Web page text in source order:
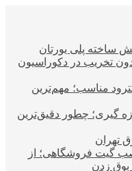
ساخته پلی یورتان
تخریب در دکوراسیون
مناسب؛ مهم‌ترین
گیری؛ چطور دقیق‌ترین
تهران
گیت فروشگاهی؛ از
زدن